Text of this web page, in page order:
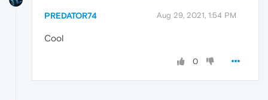
PREDATOR74 Aug 29, 2021, 1:54 PM
Cool
0